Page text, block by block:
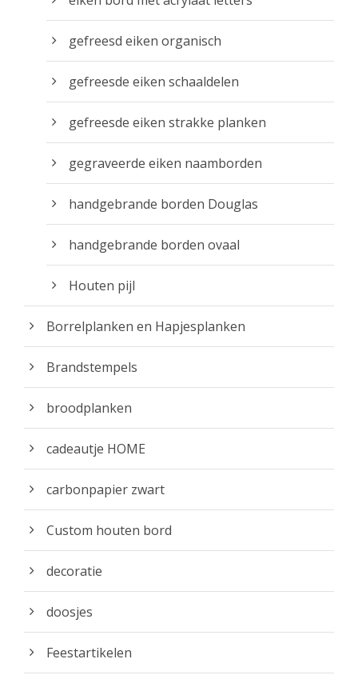
u
c
t
p
a
g
i
n
a
a
n
g
e
o
o
r
d
e
n
o
p
d
e
p
r
d
g
i
n
5
gefreesd eiken organisch
gefreesde eiken schaaldelen
gefreesde eiken strakke planken
gegraveerde eiken naamborden
handgebrande borden Douglas
handgebrande borden ovaal
Houten pijl
Borrelplanken en Hapjesplanken
Brandstempels
broodplanken
cadeautje HOME
carbonpapier zwart
Custom houten bord
decoratie
doosjes
Feestartikelen